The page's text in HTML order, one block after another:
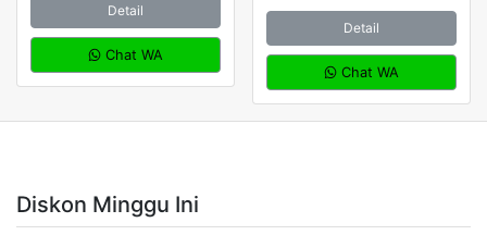
Detail
Chat WA
Detail
Chat WA
Diskon Minggu Ini